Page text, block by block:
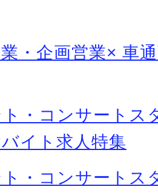
・企画営業× 車
・コンサートス
イト求人特集
・コンサートス